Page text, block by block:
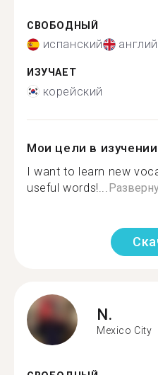
СВОБОДНЫЙ
испанский
ИЗУЧАЕТ
корейский
Мои цели в
I want to learn new
useful words!...
N.
Mexico City